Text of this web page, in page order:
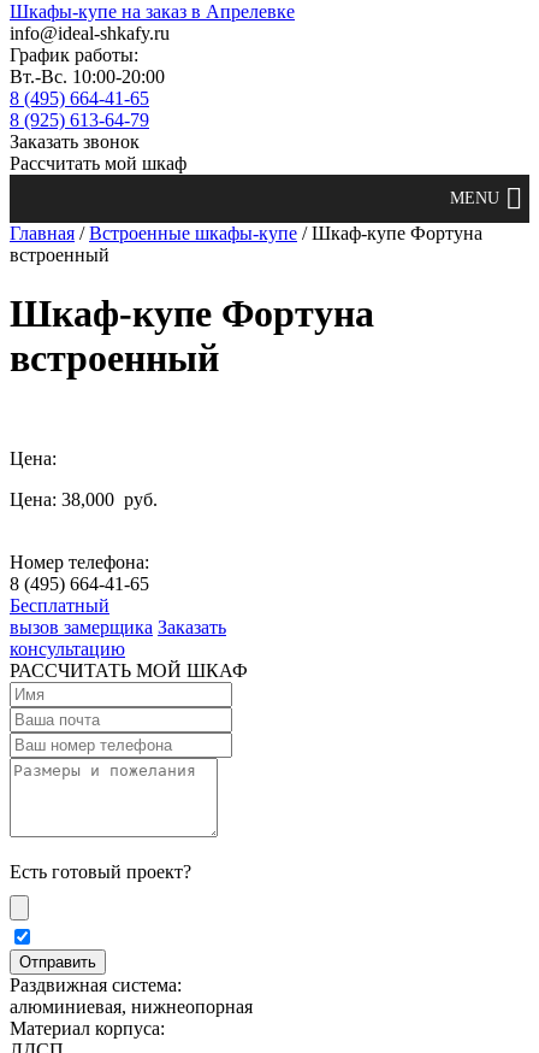
Шкафы-купе на заказ в Апрелевке
info@ideal-shkafy.ru
График работы:
Вт.-Вс. 10:00-20:00
8 (495) 664-41-65
8 (925) 613-64-79
Заказать звонок
Рассчитать мой шкаф
Главная /Встроенные шкафы-купе / Шкаф-купе Фортуна
встроенный
Шкаф-купе Фортуна
встроенный
Цена:
Цена: 38,000 руб.
Номер телефона:
8 (495) 664-41-65
Бесплатный
вызов замерщика Заказать
консультацию
РАССЧИТАТЬ МОЙ ШКАФ
Есть готовый проект?
Раздвижная система:
алюминиевая, нижнеопорная
Материал корпуса: